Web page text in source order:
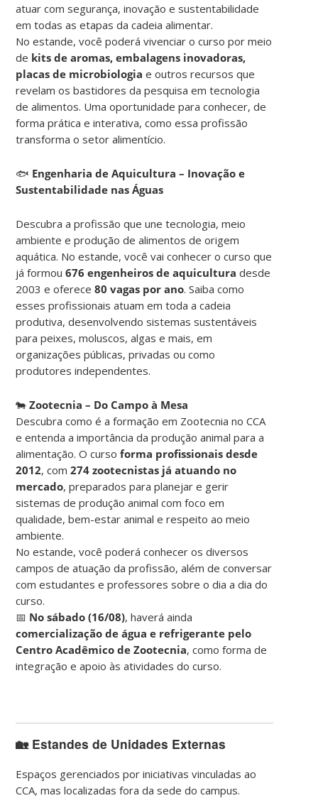
atuar com segurança, inovação e sustentabilidade
em todas as etapas da cadeia alimentar.
No estande, você poderá vivenciar o curso por meio
de kits de aromas, embalagens inovadoras,
placas de microbiologia e outros recursos que
revelam os bastidores da pesquisa em tecnologia
de alimentos. Uma oportunidade para conhecer, de
forma prática e interativa, como essa profissão
transforma o setor alimentício.
🐟 Engenharia de Aquicultura – Inovação e
Sustentabilidade nas Águas
Descubra a profissão que une tecnologia, meio
ambiente e produção de alimentos de origem
aquática. No estande, você vai conhecer o curso que
já formou676 engenheiros de aquicultura desde
2003 e oferece80 vagas por ano. Saiba como
esses profissionais atuam em toda a cadeia
produtiva, desenvolvendo sistemas sustentáveis
para peixes, moluscos, algas e mais, em
organizações públicas, privadas ou como
produtores independentes.
🐄Zootecnia – Do Campo à Mesa
Descubra como é a formação em Zootecnia no CCA
e entenda a importância da produção animal para a
alimentação. O cursoforma profissionais desde
2012, com274 zootecnistas já atuando no
mercado, preparados para planejar e gerir
sistemas de produção animal com foco em
qualidade, bem-estar animal e respeito ao meio
ambiente.
No estande, você poderá conhecer os diversos
campos de atuação da profissão, além de conversar
com estudantes e professores sobre o dia a dia do
curso.
📅 No sábado (16/08), haverá ainda
comercialização de água e refrigerante pelo
Centro Acadêmico de Zootecnia, como forma de
integração e apoio às atividades do curso.
🏡 Estandes de Unidades Externas
Espaços gerenciados por iniciativas vinculadas ao
CCA, mas localizadas fora da sede do campus.